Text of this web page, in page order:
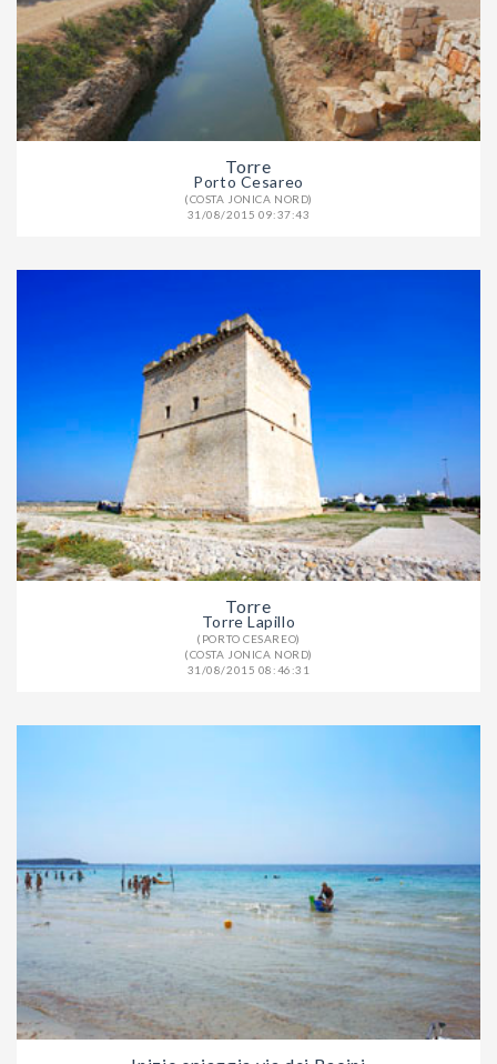
Torre
Porto Cesareo
(COSTA JONICA NORD)
31/08/2015 09:37:43
Torre
Torre Lapillo
(PORTO CESAREO)
(COSTA JONICA NORD)
31/08/2015 08:46:31